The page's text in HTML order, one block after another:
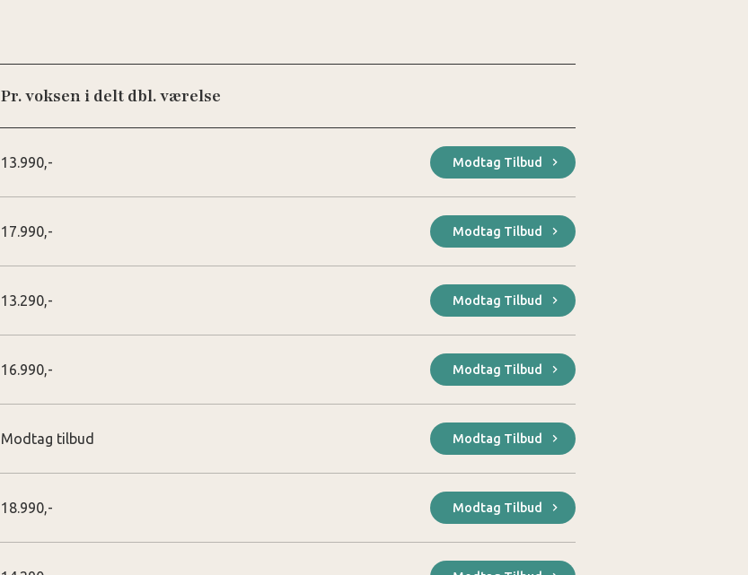
Pr. voksen i delt dbl. værelse
13.990,- Modtag Tilbud
17.990,- Modtag Tilbud
13.290,- Modtag Tilbud
16.990,- Modtag Tilbud
Modtag tilbud Modtag Tilbud
18.990,- Modtag Tilbud